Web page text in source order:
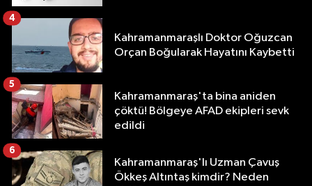
Kahramanmaraşlı Doktor Oğuzcan
Orçan Boğularak Hayatını Kaybetti
4
Kahramanmaraş'ta bina aniden
çöktü! Bölgeye AFAD ekipleri sevk
edildi
5
Kahramanmaraş'lı Uzman Çavuş
Ökkeş Altıntaş kimdir? Neden
6